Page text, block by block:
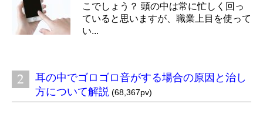
こでしょう？ 頭の中は常に忙しく回っ
ていると思いますが、職業上目を使って
い...
耳の中でゴロゴロ音がする場合の原因と治し
方について解説 (68,367pv)